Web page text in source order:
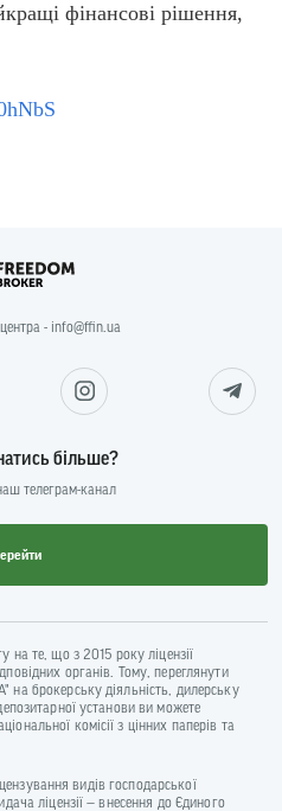
фінансові рішення,
- info@ffin.ua
більше?
телеграм-канал
на те, що з 2015 року ліцензії
органів. Тому, переглянути
брокерську діяльність, дилерську
установи ви можете
комісії з цінних паперів та
видів господарської
ліцензії — внесення до Єдиного